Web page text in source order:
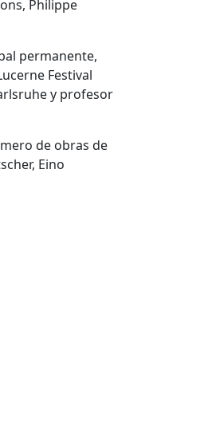
Philippe
permanente,
Festival
y profesor
de obras de
Eino